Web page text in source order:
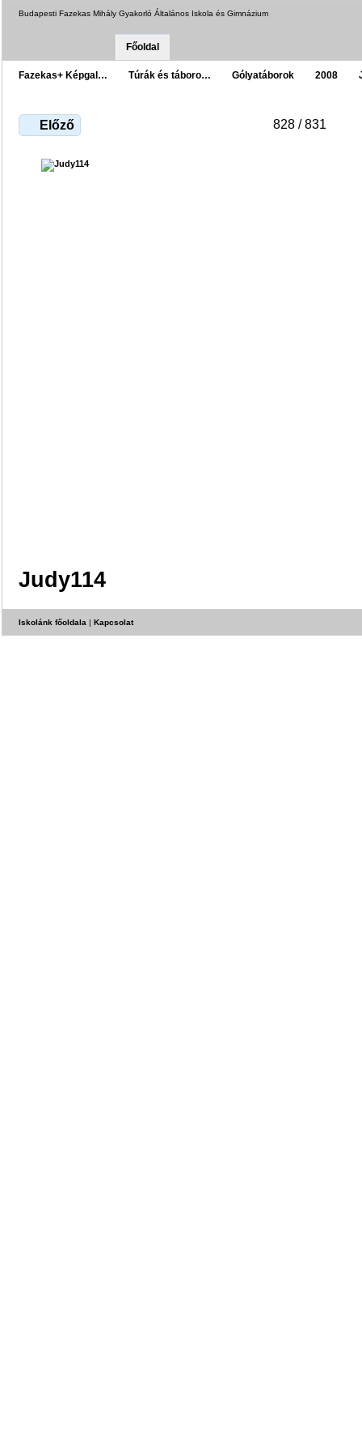
Budapesti Fazekas Mihály Gyakorló Általános Iskola és Gimnázium
Főoldal
Fazekas+ Képgal… Túrák és táboro… Gólyatáborok 2008
Előző 828 / 831
Judy114
Iskolánk főoldala | Kapcsolat